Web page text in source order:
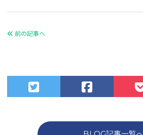
前の記事へ